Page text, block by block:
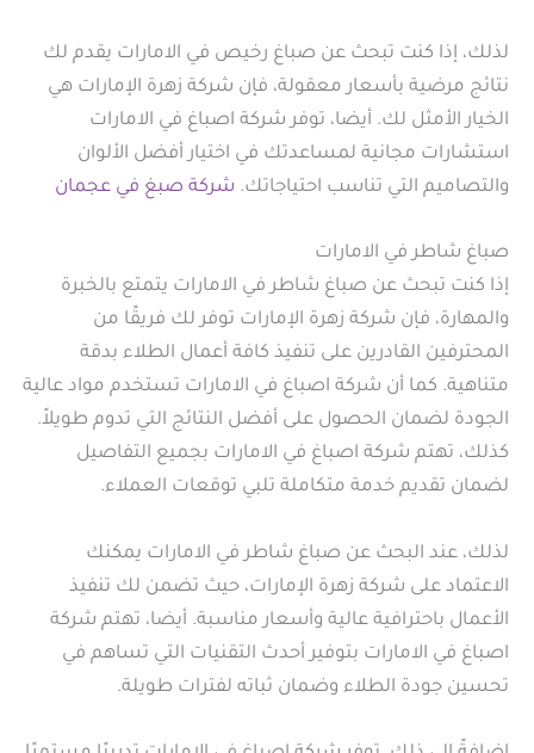
لذلك، إذا كنت تبحث عن صباغ رخيص في الامارات يقدم لك
نتائج مرضية بأسعار معقولة، فإن شركة زهرة الإمارات هي
الخيار الأمثل لك. أيضا، توفر شركة اصباغ في الامارات
استشارات مجانية لمساعدتك في اختيار أفضل الألوان
والتصاميم التي تناسب احتياجاتك. شركة صبغ في عجمان
صباغ شاطر في الامارات
إذا كنت تبحث عن صباغ شاطر في الامارات يتمتع بالخبرة
والمهارة، فإن شركة زهرة الإمارات توفر لك فريقًا من
المحترفين القادرين على تنفيذ كافة أعمال الطلاء بدقة
متناهية. كما أن شركة اصباغ في الامارات تستخدم مواد عالية
الجودة لضمان الحصول على أفضل النتائج التي تدوم طويلاً.
كذلك، تهتم شركة اصباغ في الامارات بجميع التفاصيل
لضمان تقديم خدمة متكاملة تلبي توقعات العملاء.
لذلك، عند البحث عن صباغ شاطر في الامارات يمكنك
الاعتماد على شركة زهرة الإمارات، حيث تضمن لك تنفيذ
الأعمال باحترافية عالية وأسعار مناسبة. أيضا، تهتم شركة
اصباغ في الامارات بتوفير أحدث التقنيات التي تساهم في
تحسين جودة الطلاء وضمان ثباته لفترات طويلة.